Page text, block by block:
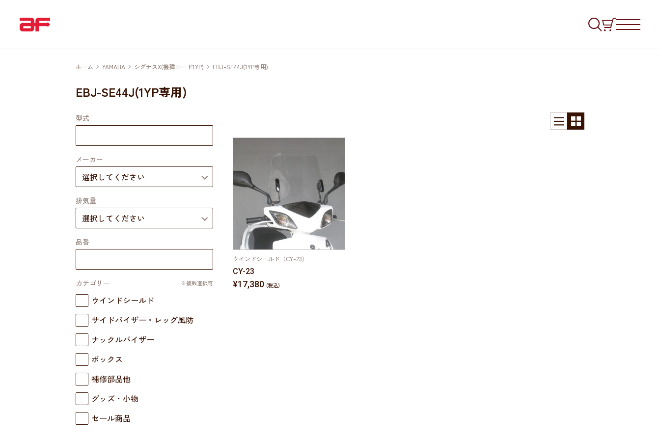
ホーム YAMAHA シグナスX(機種コード1YP) EBJ-SE44J(1YP専用)
EBJ-SE44J(1YP専用)
型式
メーカー
排気量
品番
カテゴリー ※複数選択可
ウインドシールド
サイドバイザー・レッグ風防
ナックルバイザー
ボックス
補修部品他
グッズ・小物
セール商品
ウインドシールド（CY-23）
CY-23
¥17,380